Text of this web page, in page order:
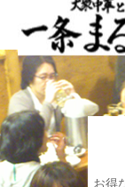
お得
HOME
まるふじ絵日
夜メニュー